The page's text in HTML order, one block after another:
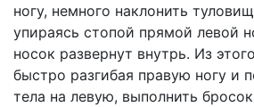
ногу, немного наклонить
упираясь стопой прямой левой
носок развернут внутрь. Из
быстро разгибая правую ногу и
тела на левую, выполнить